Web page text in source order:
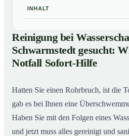
INHALT
01Reinigung bei Wasserschaden
gesucht: Wir leisten im Notfall
02
So läuft die Reinigung nach
Schwarmstedt ab
Reinigung bei
Schwarmstedt gesucht:
Notfall Sofort-Hilfe
Hatten Sie einen Rohrbruch, ist die
gab es bei Ihnen eine
Haben Sie mit den Folgen eines
und jetzt muss alles gereinigt und